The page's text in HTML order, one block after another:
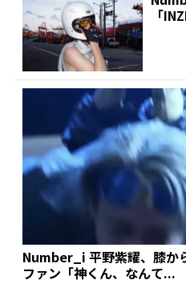
「
Number_i 平野紫耀、膝か
ファン「神くん、なんて...